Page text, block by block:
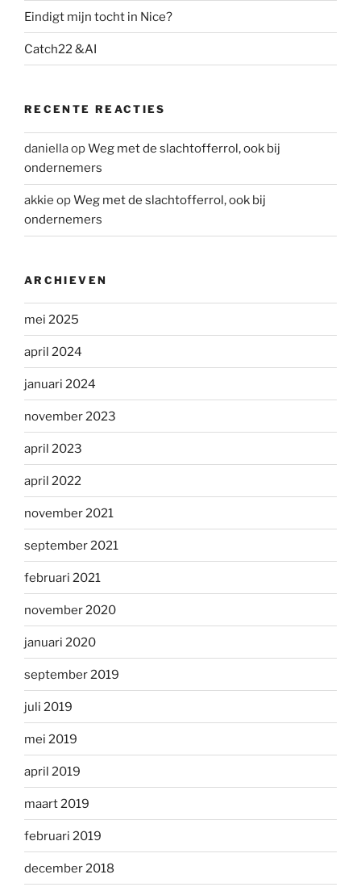
Eindigt mijn tocht in Nice?
Catch22 &AI
RECENTE REACTIES
daniellaopWeg met de slachtofferrol, ook bij
ondernemers
akkie opWeg met de slachtofferrol, ook bij
ondernemers
ARCHIEVEN
mei 2025
april 2024
januari 2024
november 2023
april 2023
april 2022
november 2021
september 2021
februari 2021
november 2020
januari 2020
september 2019
juli 2019
mei 2019
april 2019
maart 2019
februari 2019
december 2018